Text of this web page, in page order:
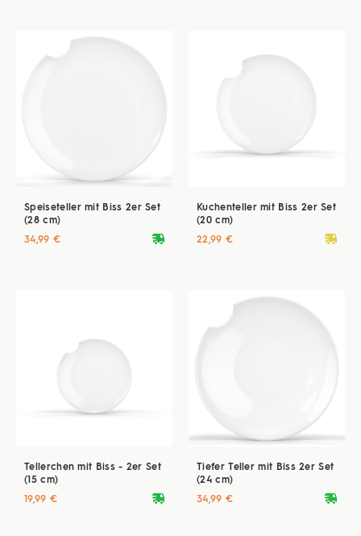
Speiseteller mit Biss 2er Set
(28 cm)
deliveryvan
34,99 €
Kuchenteller mit Biss 2er Set
(20 cm)
deliveryvan
22,99 €
Tellerchen mit Biss - 2er Set
(15 cm)
deliveryvan
19,99 €
Tiefer Teller mit Biss 2er Set
(24 cm)
deliveryvan
34,99 €